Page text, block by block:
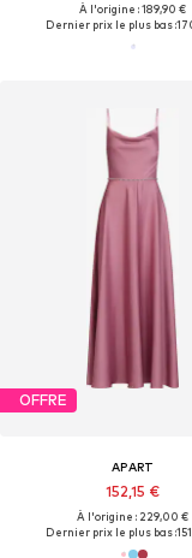
À l'origine : 189,90 €
Dernier prix le plus bas :
OFFRE
APART
152,15 €
À l'origine : 229,00 €
Dernier prix le plus bas :